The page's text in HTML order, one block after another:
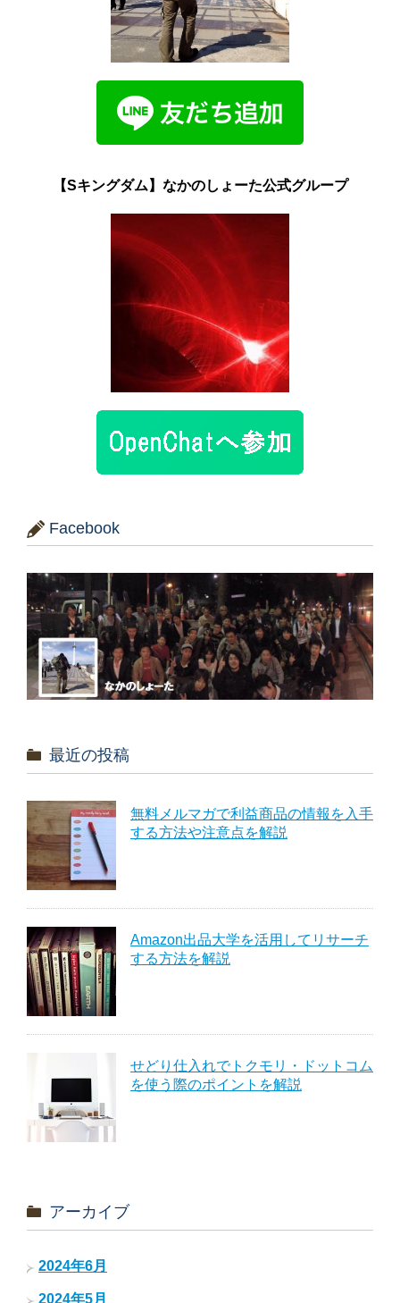
【Sキングダム】なかのしょーた公式グループ
Facebook
最近の投稿
無料メルマガで利益商品の情報を入手
する方法や注意点を解説
Amazon出品大学を活用してリサーチ
する方法を解説
せどり仕入れでトクモリ・ドットコム
を使う際のポイントを解説
アーカイブ
2024年6月
2024年5月